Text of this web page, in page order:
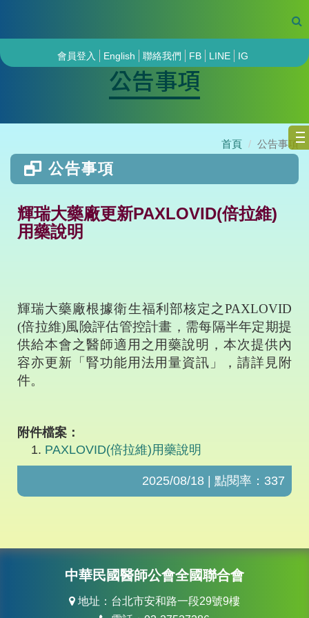
會員登入 English 聯絡我們 FB LINE IG
公告事項
首頁 公告事項
公告事項
輝瑞大藥廠更新PAXLOVID(倍拉維)
用藥說明
輝瑞大藥廠根據衛生福利部核定之PAXLOVID
(倍拉維)風險評估管控計畫，需每隔半年定期提
供給本會之醫師適用之用藥說明，本次提供內
容亦更新「腎功能用法用量資訊」，請詳見附
件。
附件檔案：
PAXLOVID(倍拉維)用藥說明
2025/08/18 | 點閱率：337
中華民國醫師公會全國聯合會
地址：台北市安和路一段29號9樓